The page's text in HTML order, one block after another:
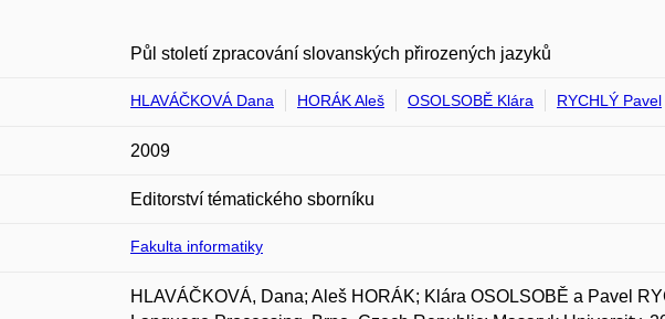
Půl století zpracování slovanských přirozených jazyků
HLAVÁČKOVÁ Dana HORÁK Aleš OSOLSOBĚ Klára RYCHLÝ Pavel
2009
Editorství tématického sborníku
Fakulta informatiky
HLAVÁČKOVÁ, Dana; Aleš HORÁK; Klára OSOLSOBĚ a Pavel